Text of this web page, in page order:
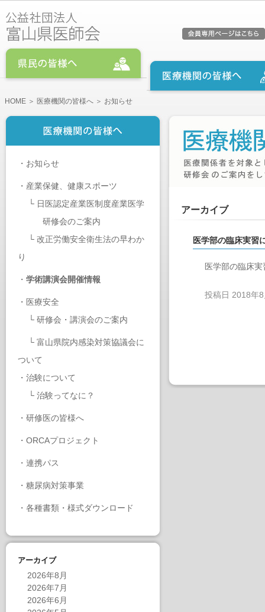
HOME ＞ 医療機関の皆様へ ＞ お知らせ
・ お知らせ
・ 産業保健、健康スポーツ
└ 日医認定産業医制度産業医学
研修会のご案内
└ 改正労働安全衛生法の早わか
り
・ 学術講演会開催情報
・ 医療安全
└ 研修会・講演会のご案内
└ 富山県院内感染対策協議会に
ついて
・ 治験について
└ 治験ってなに？
・ 研修医の皆様へ
・ ORCAプロジェクト
・ 連携パス
・ 糖尿病対策事業
・ 各種書類・様式ダウンロード
アーカイブ
2026年8月
2026年7月
2026年6月
アーカイブ
医学部の臨床実習
医学部の臨床
投稿日 2018年